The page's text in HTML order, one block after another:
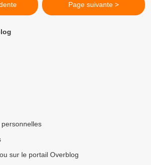
Page suivante >
sur le portail Overblog